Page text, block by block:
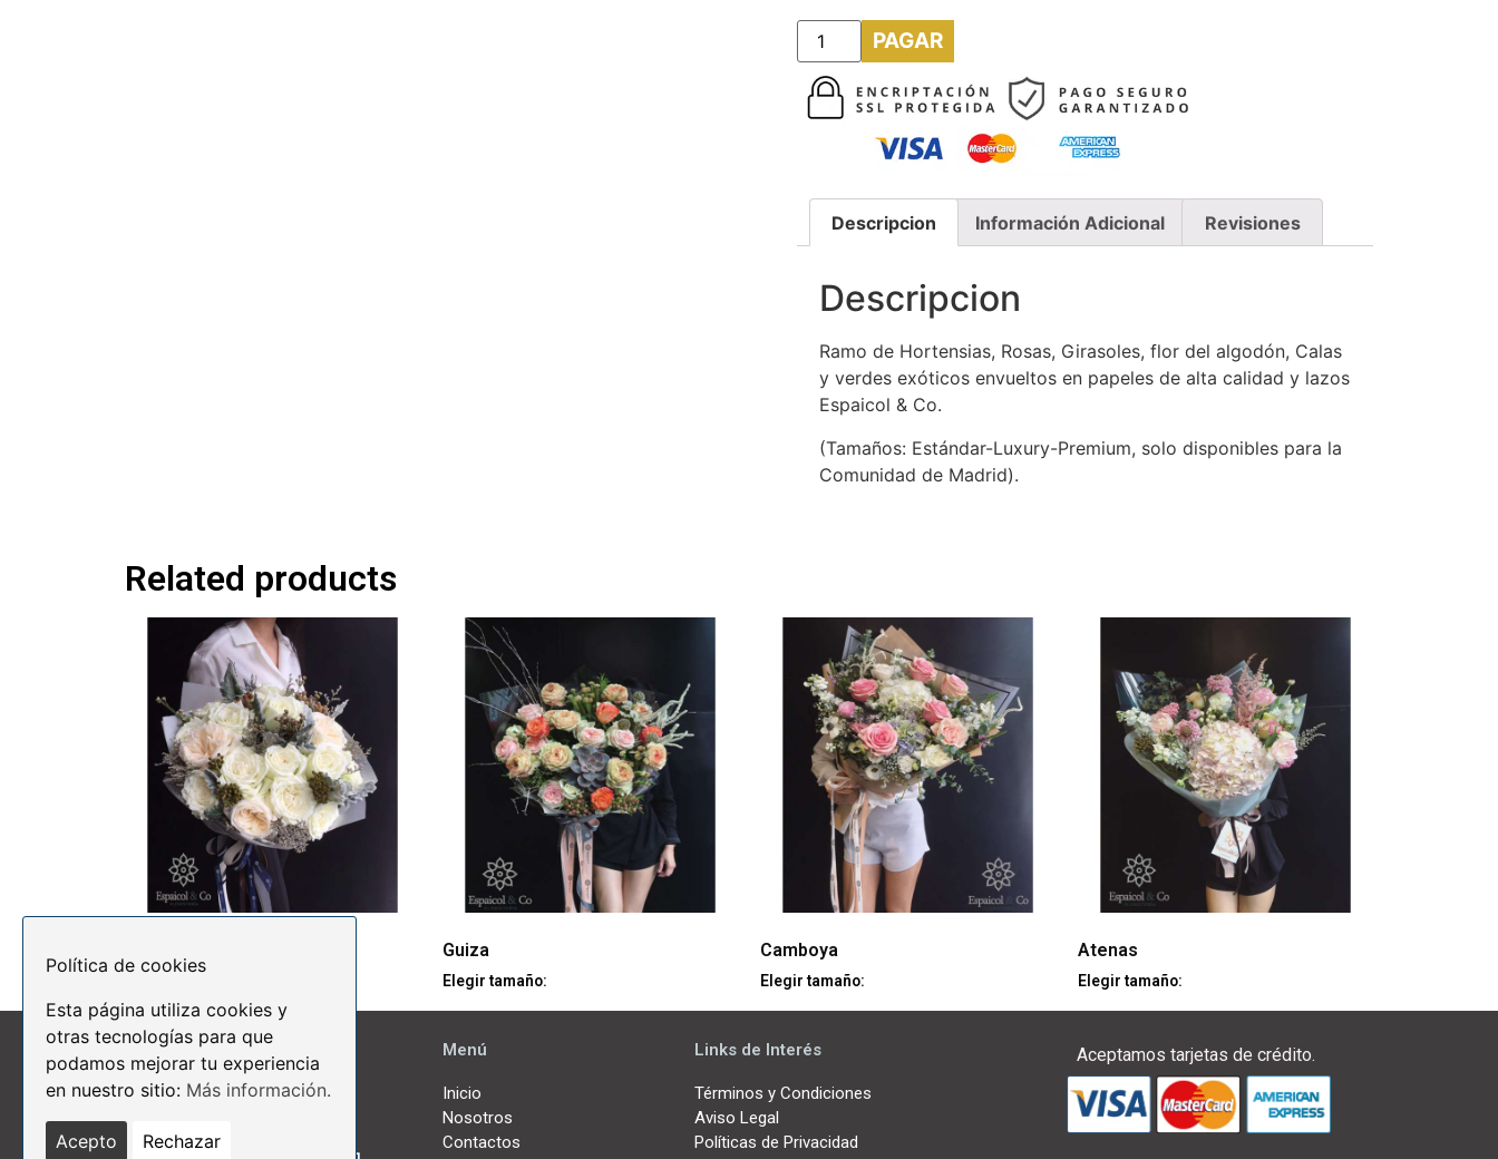
PAGAR
Descripcion Información Adicional Revisiones
Descripcion
Ramo de Hortensias, Rosas, Girasoles, flor del algodón, Calas
y verdes exóticos envueltos en papeles de alta calidad y lazos
Espaicol & Co.
(Tamaños: Estándar-Luxury-Premium, solo disponibles para la
Comunidad de Madrid).
Related products
Guiza
Elegir tamaño:
Camboya
Elegir tamaño:
Atenas
Elegir tamaño:
Menú
Inicio
Nosotros
Contactos
Links de Interés
Términos y Condiciones
Aviso Legal
Políticas de Privacidad
Aceptamos tarjetas de crédito.
Política de cookies
Esta página utiliza cookies y
otras tecnologías para que
podamos mejorar tu experiencia
en nuestro sitio: Más información.
Acepto Rechazar